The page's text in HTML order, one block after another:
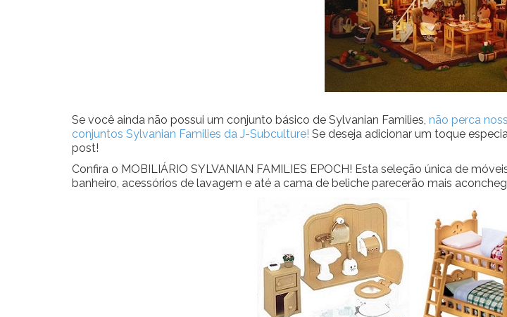
Se você ainda não possui um conjunto básico de Sylvanian Families, não perca
conjuntos Sylvanian Families da J-Subculture! Se deseja adicionar um toque
post!
Confira o MOBILIÁRIO SYLVANIAN FAMILIES EPOCH! Esta seleção única de
banheiro, acessórios de lavagem e até a cama de beliche parecerão mais